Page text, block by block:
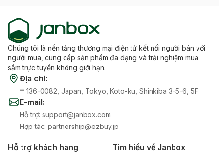
Chúng tôi là nền tảng thương mại điện tử kết nối người bán với
người mua, cung cấp sản phẩm đa dạng và trải nghiệm mua
sắm trực tuyến không giới hạn.
Địa chỉ:
〒136-0082, Japan, Tokyo, Koto-ku, Shinkiba 3-5-6, 5F
E-mail:
Hỗ trợ: support@janbox.com
Hợp tác: partnership@ezbuy.jp
Hỗ trợ khách hàng Tìm hiểu về Janbox